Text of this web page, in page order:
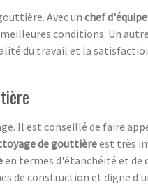
Avec unchef d'équipe
conditions. Un
du travail et la
Il est conseillé de faire
de gouttièreest très
en termes d'étanchéité et de
de construction et digne